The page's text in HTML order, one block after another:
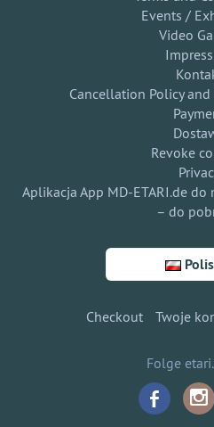
Events /
Video
Cancellation Policy
Revoke
Aplikacja App MD-ETARI.de
– do
Checkout Twoje
Folge